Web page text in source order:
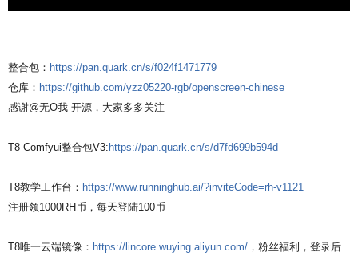
整合包： https://pan.quark.cn/s/f024f1471779
仓库： https://github.com/yzz05220-rgb/openscreen-chinese
感谢 @无O我 开源，大家多多关注
T8 Comfyui整合包V3: https://pan.quark.cn/s/d7fd699b594d
T8教学工作台： https://www.runninghub.ai/?inviteCode=rh-v1121
注册领1000RH币，每天登陆100币
T8唯一云端镜像： https://lincore.wuying.aliyun.com/ ，粉丝福利，登录后